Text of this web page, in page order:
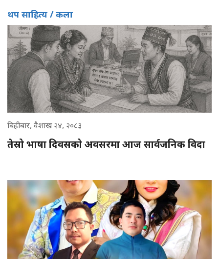
थप साहित्य / कला
बिहीबार, वैशाख २४, २०८३
तेस्रो भाषा दिवसको अवसरमा आज सार्वजनिक विदा